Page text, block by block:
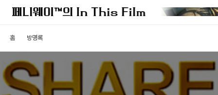
홈 방명록